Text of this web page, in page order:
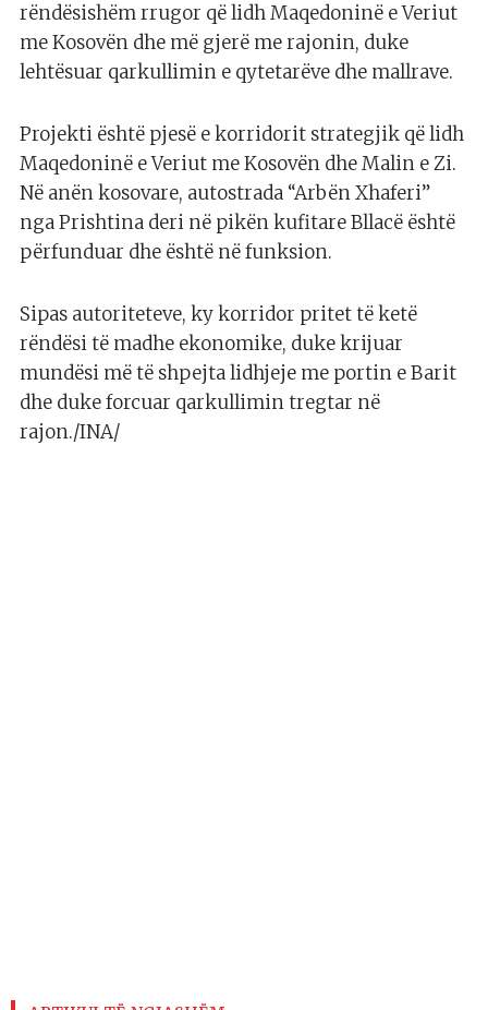
rëndësishëm rrugor që lidh Maqedoninë e Veriut
me Kosovën dhe më gjerë me rajonin, duke
lehtësuar qarkullimin e qytetarëve dhe mallrave.
Projekti është pjesë e korridorit strategjik që lidh
Maqedoninë e Veriut me Kosovën dhe Malin e Zi.
Në anën kosovare, autostrada “Arbën Xhaferi”
nga Prishtina deri në pikën kufitare Bllacë është
përfunduar dhe është në funksion.
Sipas autoriteteve, ky korridor pritet të ketë
rëndësi të madhe ekonomike, duke krijuar
mundësi më të shpejta lidhjeje me portin e Barit
dhe duke forcuar qarkullimin tregtar në
rajon./INA/